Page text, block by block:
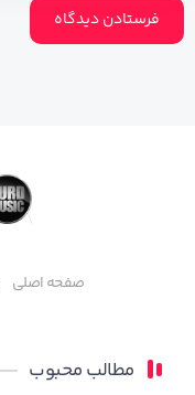
صفحه اصلی
مطالب محبوب